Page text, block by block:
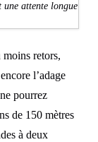
attente longue
moins retors,
l’adage
pourrez
de 150 mètres
à deux